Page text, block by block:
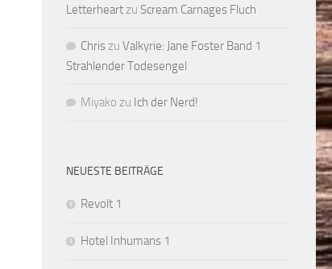
Letterheartzu Scream Carnages Fluch
Chriszu Valkyrie: Jane Foster Band 1
Strahlender Todesengel
Miyako zu Ich der Nerd!
NEUESTE BEITRÄGE
Revolt 1
Hotel Inhumans 1